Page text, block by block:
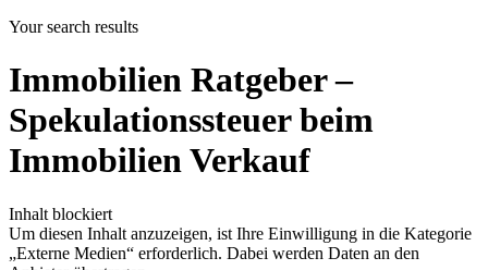
Your search results
Immobilien Ratgeber –
Spekulationssteuer beim
Immobilien Verkauf
Inhalt blockiert
Um diesen Inhalt anzuzeigen, ist Ihre Einwilligung in die Kategorie
„Externe Medien“ erforderlich. Dabei werden Daten an den